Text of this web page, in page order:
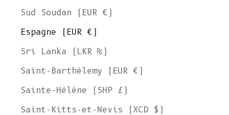
Sud Soudan (EUR €)
Espagne (EUR €)
Sri Lanka (LKR ₨)
Saint-Barthélemy (EUR €)
Sainte-Hélène (SHP £)
Saint-Kitts-et-Nevis (XCD $)